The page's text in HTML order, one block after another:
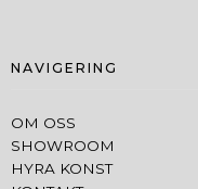
NAVIGERING
OM OSS
SHOWROOM
HYRA KONST